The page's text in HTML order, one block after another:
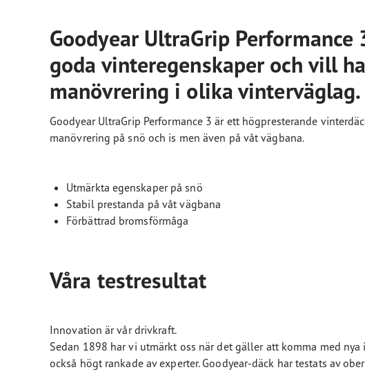
Goodyear UltraGrip
goda vinteregenskaper och vill
manövrering i olika vinterväglag.
Goodyear UltraGrip Performance 3 är ett högpresterande
manövrering på snö och is men även på våt vägbana.
Utmärkta egenskaper på snö
Stabil prestanda på våt vägbana
Förbättrad bromsförmåga
Våra testresultat
Innovation är vår drivkraft.
Sedan 1898 har vi utmärkt oss när det gäller att komma med nya
också högt rankade av experter. Goodyear-däck har testats av